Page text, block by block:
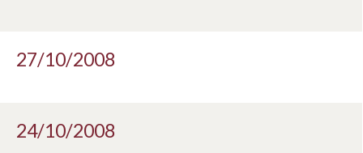
27/10/2008
24/10/2008